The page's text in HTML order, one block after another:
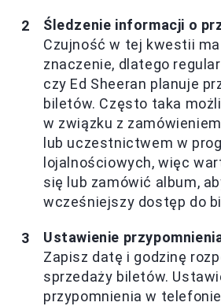
Śledzenie informacji o
Czujność w tej kwestii
znaczenie, dlatego
czy Ed Sheeran planuje
biletów. Często taka
w związku z
lub uczestnictwem w
lojalnościowych, więc
się lub zamówić album,
wcześniejszy dostęp do
Ustawienie
Zapisz datę i godzinę
sprzedaży biletów.
przypomnienia w